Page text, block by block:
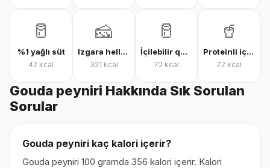
🥛
%1 yağlı süt
42 kcal
🧀
Izgara hellim
321 kcal
🥛
İçilebilir quark
72 kcal
🥤
Proteinli içilebilir quark
72 kcal
Gouda peyniri Hakkında Sık Sorulan
Sorular
Gouda peyniri kaç kalori içerir?
Gouda peyniri 100 gramda 356 kalori içerir. Kalori